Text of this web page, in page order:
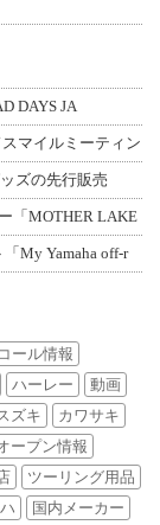
DAYS JA
マイルミーティン
ズの先行販売
「MOTHER LAKE
My Yamaha off-r
ール情報
ハーレー
動画
ズキ
カワサキ
ープン情報
ツーリング用品
国内メーカー